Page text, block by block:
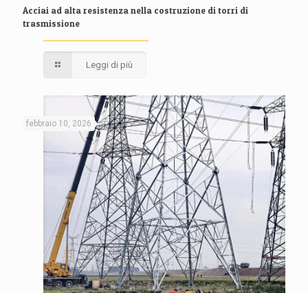
Acciai ad alta resistenza nella costruzione di torri di
trasmissione
Leggi di più
febbraio 10, 2026